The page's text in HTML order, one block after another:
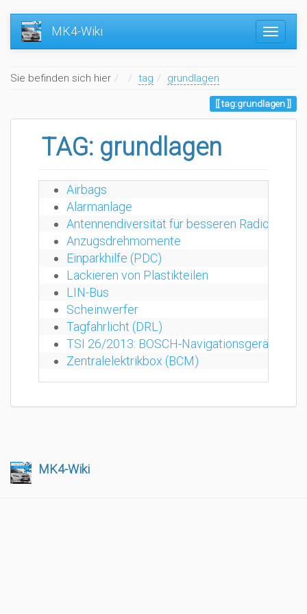
MK4-Wiki
Sie befinden sich hier Home
tag grundlagen
tag:grundlagen
TAG: grundlagen
Airbags
Alarmanlage
Antennendiversität für besseren
Anzugsdrehmomente
Einparkhilfe (PDC)
Lackieren von Plastikteilen
LIN-Bus
Scheinwerfer
Tagfahrlicht (DRL)
TSI 26/2013: BOSCH-Navigationsgerät (5-
Zentralelektrikbox (BCM)
MK4-Wiki